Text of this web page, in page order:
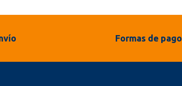
Formas de pago